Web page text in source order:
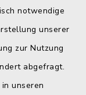
notwendige
unserer
zur Nutzung
abgefragt.
unseren